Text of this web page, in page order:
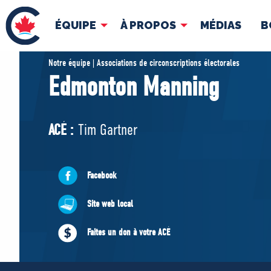
ÉQUIPE À PROPOS MÉDIAS
ÉQUIPE
Pierre Poilievre
Cabinet fantôme
ACÉ
À
Notre équipe | Associations de circonscriptions électorales
Edmonton Manning
ACÉ : Tim Gartner
Facebook
Site web local
Faites un don à votre ACÉ